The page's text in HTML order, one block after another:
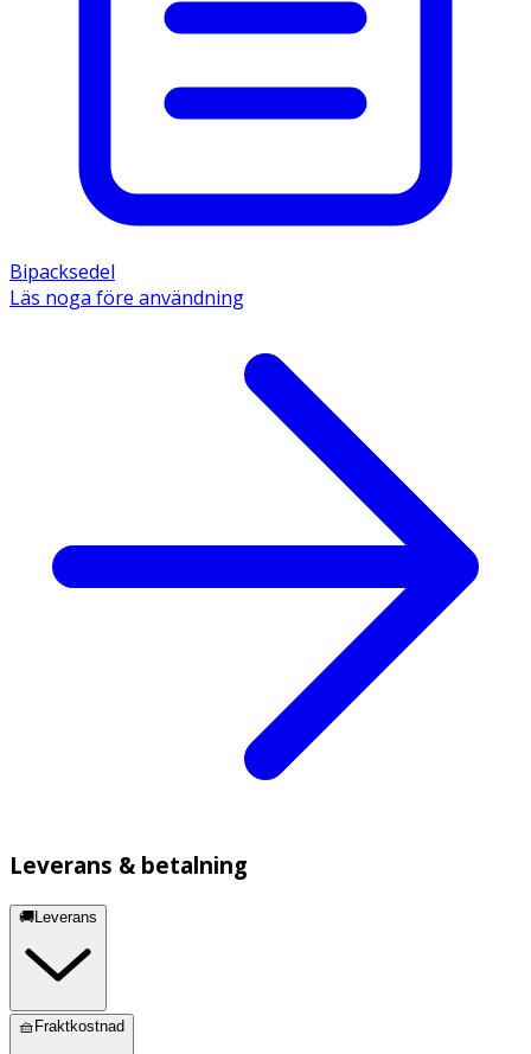
Bipacksedel
Läs noga före användning
Leverans & betalning
🚚Leverans
🧺Fraktkostnad